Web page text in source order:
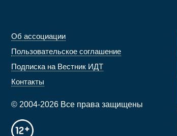
Об ассоциации
Пользовательское соглашение
Подписка на Вестник ИДТ
Контакты
© 2004-2026 Все права защищены